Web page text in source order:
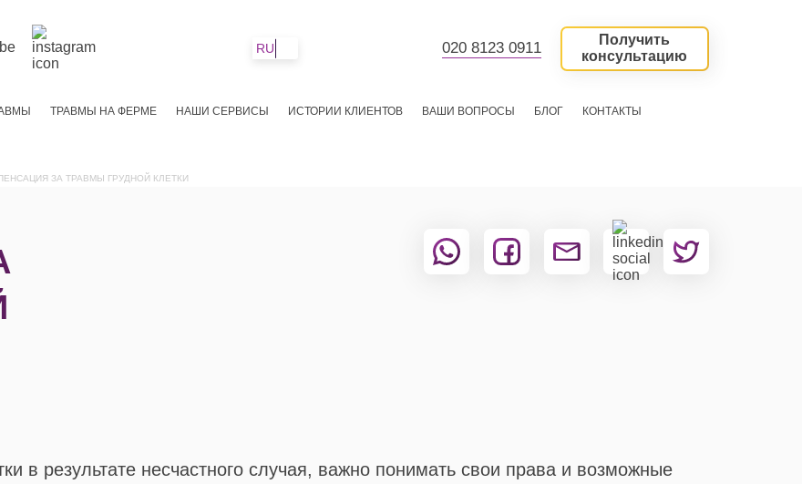
RU 020 8123 0911
Получить
консультацию
ТРАВМЫ НА ФЕРМЕ НАШИ СЕРВИСЫ ИСТОРИИ КЛИЕНТОВ ВАШИ ВОПРОСЫ БЛОГ КОНТАКТЫ
ЗА ТРАВМЫ ГРУДНОЙ КЛЕТКИ
в результате несчастного случая, важно понимать свои права и возможные